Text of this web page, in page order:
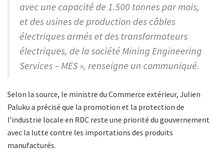
avec une capacité de 1.500 tonnes par mois,
et des usines de production des câbles
électriques armés et des transformateurs
électriques, de la société Mining Engineering
Services – MES », renseigne un communiqué.
Selon la source, le ministre du Commerce extérieur, Julien
Paluku a précisé que la promotion et la protection de
l’industrie locale en RDC reste une priorité du gouvernement
avec la lutte contre les importations des produits
manufacturés.